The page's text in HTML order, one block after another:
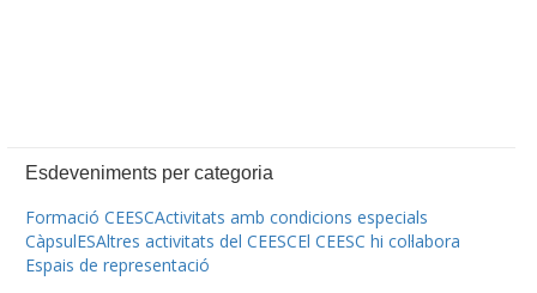
Esdeveniments per categoria
Formació CEESCActivitats amb condicions especials
CàpsulESAltres activitats del CEESCEl CEESC hi col·labora
Espais de representació